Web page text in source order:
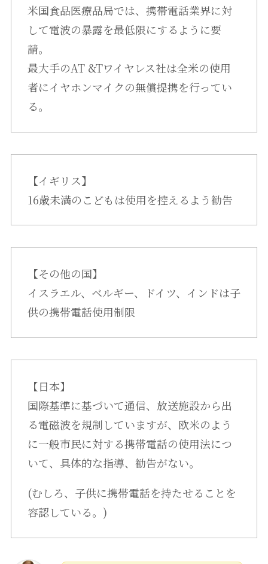
米国食品医療品局では、携帯電話業界に対
して電波の暴露を最低限にするように要
請。
最大手のAT &Tワイヤレス社は全米の使用
者にイヤホンマイクの無償提携を行ってい
る。
【イギリス】
16歳未満のこどもは使用を控えるよう勧告
【その他の国】
イスラエル、ベルギー、ドイツ、インドは子
供の携帯電話使用制限
【日本】
国際基準に基づいて通信、放送施設から出
る電磁波を規制していますが、欧米のよう
に一般市民に対する携帯電話の使用法につ
いて、具体的な指導、勧告がない。
(むしろ、子供に携帯電話を持たせることを
容認している。)